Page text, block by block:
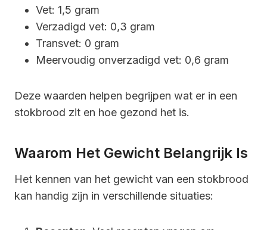
Vet: 1,5 gram
Verzadigd vet: 0,3 gram
Transvet: 0 gram
Meervoudig onverzadigd vet: 0,6 gram
Deze waarden helpen begrijpen wat er in een
stokbrood zit en hoe gezond het is.
Waarom Het Gewicht Belangrijk Is
Het kennen van het gewicht van een stokbrood
kan handig zijn in verschillende situaties: